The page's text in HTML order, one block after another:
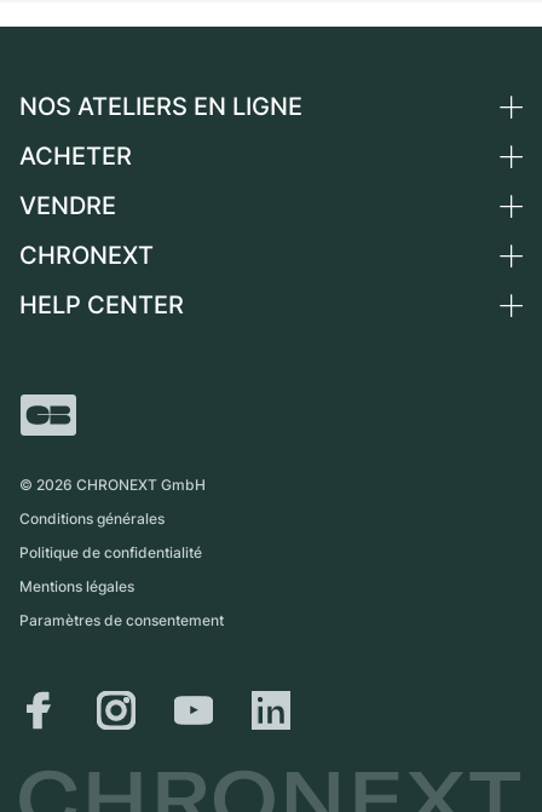
NOS ATELIERS EN LIGNE
Allemagne
Suisse
France
International
ACHETER
Toutes les montres de luxe
Independent Brands
VENDRE
Vendre une montre
CHRONEXT
Qui sommes-nous ?
Magazine
HELP CENTER
Retrait sur place
© 2026 CHRONEXT GmbH
Conditions générales
Politique de confidentialité
Mentions légales
Paramètres de consentement